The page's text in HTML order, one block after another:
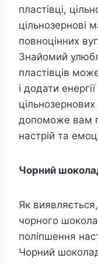
пластівці,
цільнозернові
повноцінних
Знайомий
пластівців
і додати
цільнозернових
допоможе вам
настрій та
Чорний
Як
чорного
поліпшення
Чорний